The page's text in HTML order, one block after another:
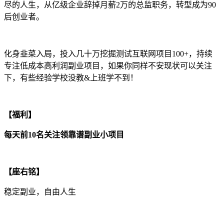
尽的人生，从亿级企业辞掉月薪2万的总监职务，转型成为90
后创业者。
化身韭菜入局，投入几十万挖掘测试互联网项目100+，持续
专注低成本高利润副业项目，如果你同样不安现状可以关注
下，有些经验学校没教&上班学不到！
【福利】
每天前10名关注领靠谱副业小项目
【座右铭】
稳定副业，自由人生